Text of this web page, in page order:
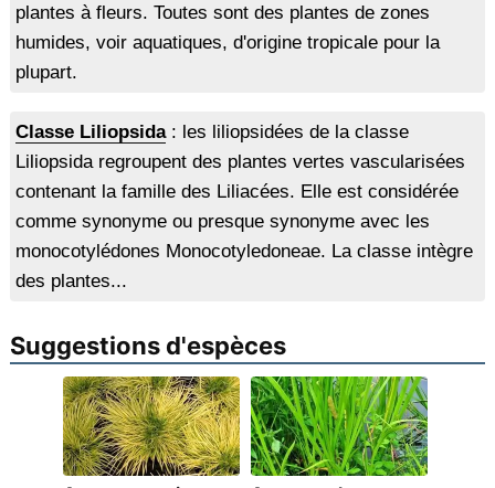
plantes à fleurs. Toutes sont des plantes de zones
humides, voir aquatiques, d'origine tropicale pour la
plupart.
Classe Liliopsida: les liliopsidées de la classe
Liliopsida regroupent des plantes vertes vascularisées
contenant la famille des Liliacées. Elle est considérée
comme synonyme ou presque synonyme avec les
monocotylédones Monocotyledoneae. La classe intègre
des plantes...
Suggestions d'espèces